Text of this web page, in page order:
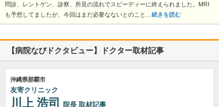
問診、レントゲン、診察、所見の流れでスピーディーに終えられました。MRI
も予想してましたが、今回はまだ必要なないとのこと... 続きを読む
【病院なびドクタビュー】ドクター取材記事
沖縄県那覇市
友寄クリニック
川上 浩司 院長 取材記事